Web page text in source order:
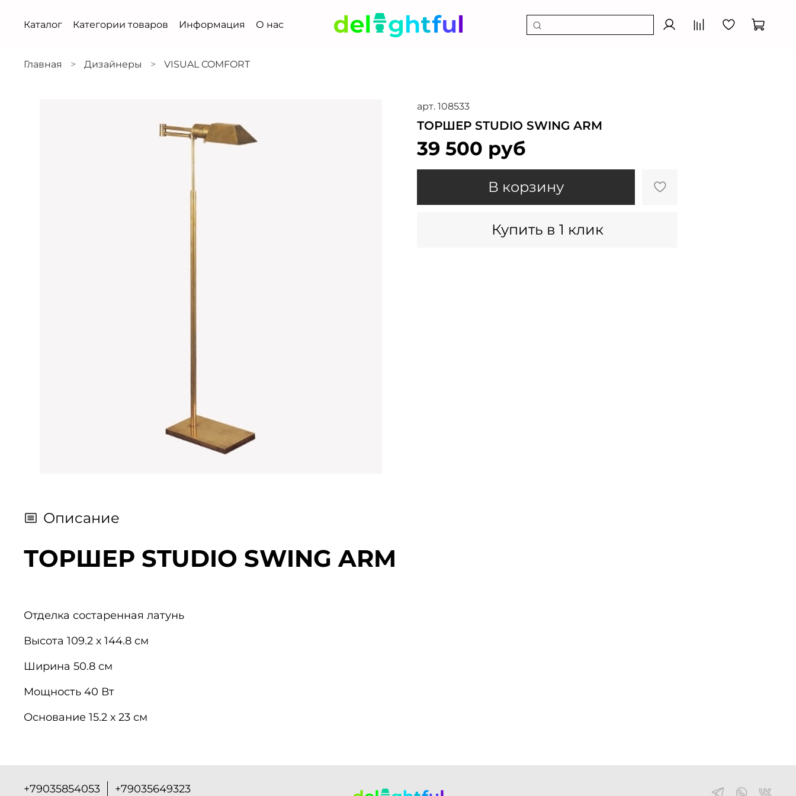
Каталог Категории товаров Информация О нас
Главная Дизайнеры VISUAL COMFORT
арт. 108533
ТОРШЕР STUDIO SWING ARM
39 500 руб
В корзину
Купить в 1 клик
Описание
ТОРШЕР STUDIO SWING ARM
Отделка состаренная латунь
Высота 109.2 х 144.8 см
Ширина 50.8 см
Мощность 40 Вт
Основание 15.2 х 23 см
+79035854053 +79035649323